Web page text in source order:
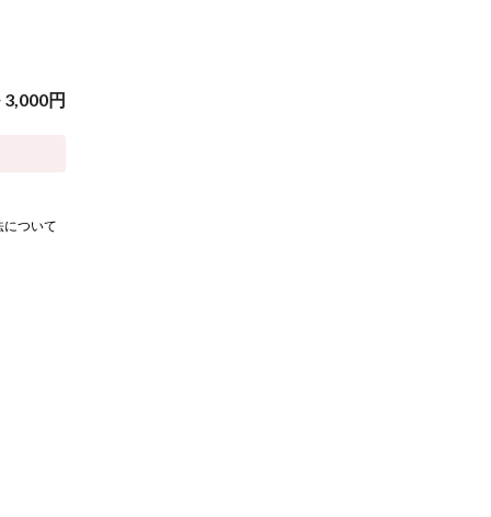
3,000円
について